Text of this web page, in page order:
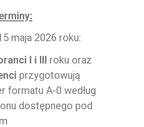
maja 2026 roku:
I i III roku oraz
przygotowują
formatu A-0 według
dostępnego pod